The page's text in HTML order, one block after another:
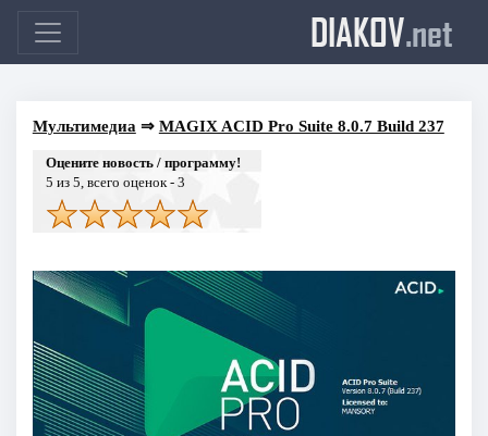
DIAKOV.net
Мультимедиа ⇒ MAGIX ACID Pro Suite 8.0.7 Build 237
Оцените новость / программу!
5 из 5, всего оценок - 3